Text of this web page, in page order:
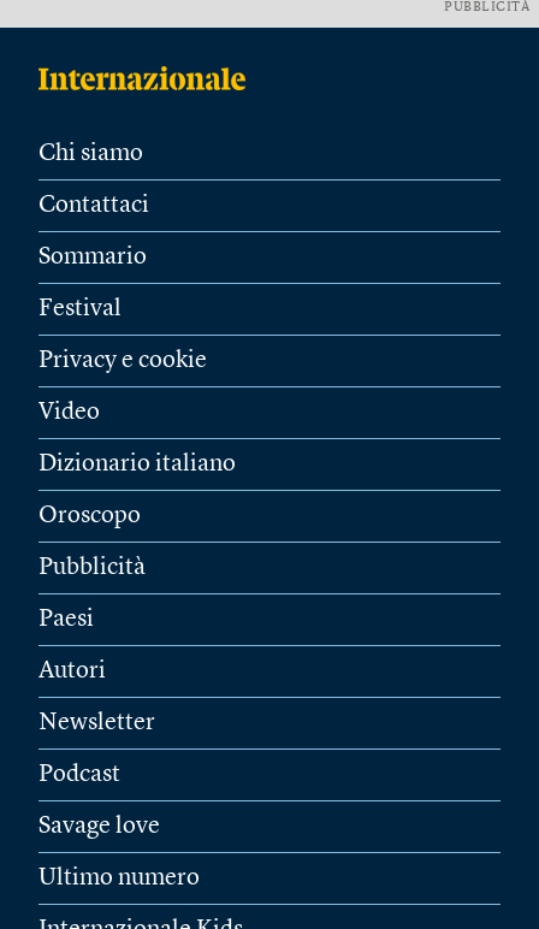
PUBBLICITÀ
Chi siamo
Contattaci
Sommario
Festival
Privacy e cookie
Video
Dizionario italiano
Oroscopo
Pubblicità
Paesi
Autori
Newsletter
Podcast
Savage love
Ultimo numero